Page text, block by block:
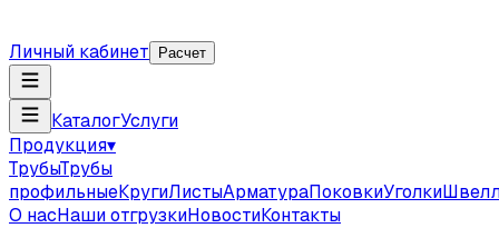
Личный кабинет Расчет
КаталогУслуги
Продукция▾
ТрубыТрубы
профильныеКругиЛистыАрматураПоковкиУголки
О насНаши отгрузкиНовостиКонтакты